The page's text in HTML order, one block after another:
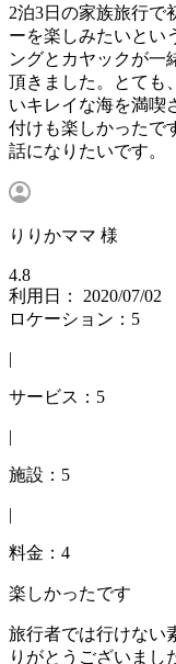
2泊3日の家族旅行で
ーを楽しみたいとい
ングとカヤックが一
頂きました。とても
いキレイな海を満喫
付けも楽しかったで
話になりたいです。
りりかママ 様
4.8
利用日： 2020/07/02
ロケーション：5
|
サービス：5
|
施設：5
|
料金：4
楽しかったです
旅行者では行けない
りがとうございまし